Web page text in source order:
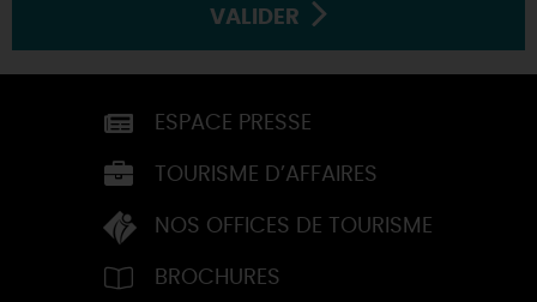
VALIDER
ESPACE PRESSE
TOURISME D’AFFAIRES
NOS OFFICES DE TOURISME
BROCHURES